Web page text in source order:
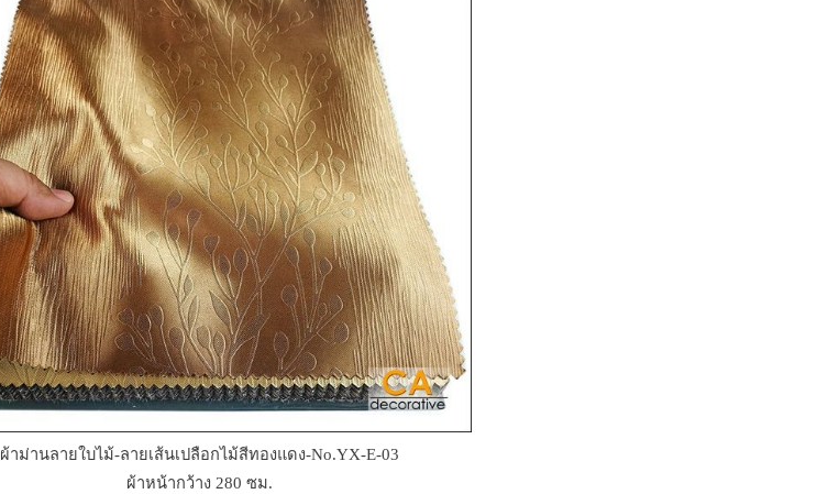
ผ้าม่านลายใบไม้-ลายเส้นเปลือกไม้สีทองแดง-No.YX-E-03
ผ้าหน้ากว้าง 280 ซม.